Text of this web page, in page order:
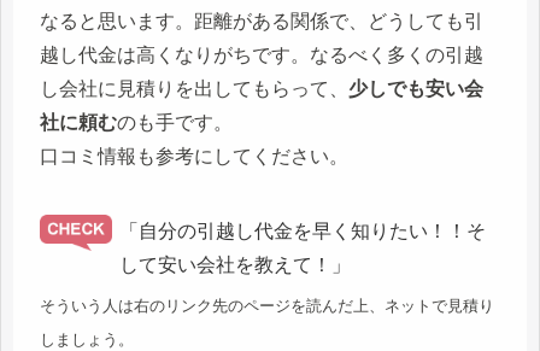
なると思います。距離がある関係で、どうしても引
越し代金は高くなりがちです。なるべく多くの引越
し会社に見積りを出してもらって、 少しでも安い会
社に頼むのも手です。
口コミ情報も参考にしてください。
「自分の引越し代金を早く知りたい！！そ
して安い会社を教えて！」
そういう人は右のリンク先のページを読んだ上、ネットで見積り
しましょう。